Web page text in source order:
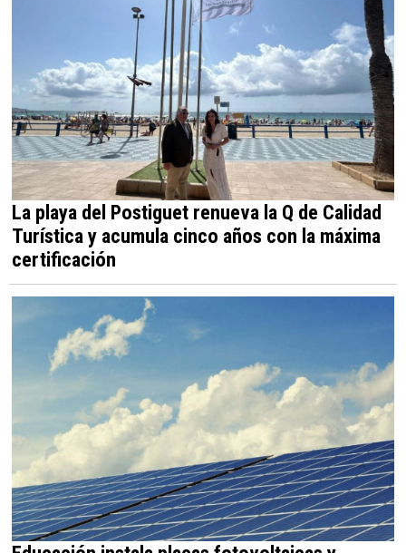
La playa del Postiguet renueva la Q de Calidad
Turística y acumula cinco años con la máxima
certificación